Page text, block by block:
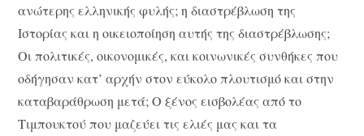
ανώτερης ελληνικής φυλής; η διαστρέβλωση της
Ιστορίας και η οικειοποίηση αυτής της διαστρέβλωσης;
Οι πολιτικές, οικονομικές, και κοινωνικές συνθήκες που
οδήγησαν κατ’ αρχήν στον εύκολο πλουτισμό και στην
καταβαράθρωση μετά; Ο ξένος εισβολέας από το
Τιμπουκτού που μαζεύει τις ελιές μας και τα